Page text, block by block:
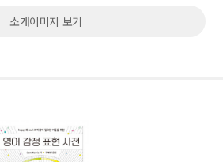
소개이미지 보기